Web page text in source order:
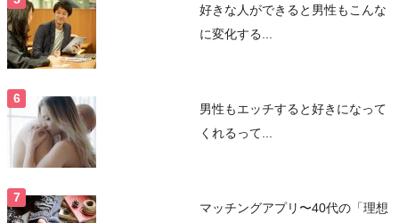
好きな人ができると男性もこんな
に変化する...
男性もエッチすると好きになって
くれるって...
マッチングアプリ〜40代の「理想